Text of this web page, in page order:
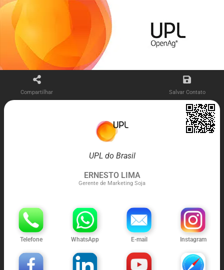
Compartilhar Salvar Contato
UPL do Brasil
ERNESTO LIMA
Gerente de Marketing Soja
Telefone WhatsApp E-mail Instagram